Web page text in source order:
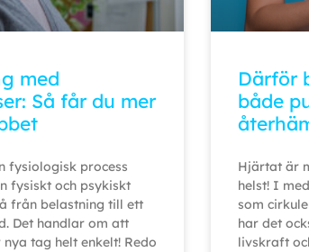
med
Så får du mer
fysiologisk process
fysiskt och psykiskt
från belastning till ett
Det handlar om att
tag helt enkelt! Redo
Därför
både
Hjärtat är
helst! I
som
har det
livskraft